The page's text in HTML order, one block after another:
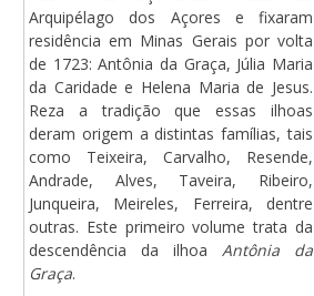
Arquipélago dos Açores e fixaram
residência em Minas Gerais por volta
de 1723: Antônia da Graça, Júlia Maria
da Caridade e Helena Maria de Jesus.
Reza a tradição que essas ilhoas
deram origem a distintas famílias, tais
como Teixeira, Carvalho, Resende,
Andrade, Alves, Taveira, Ribeiro,
Junqueira, Meireles, Ferreira, dentre
outras. Este primeiro volume trata da
descendência da ilhoa Antônia da
Graça.